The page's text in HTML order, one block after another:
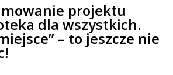
projektu
dla wszystkich.
– to jeszcze nie